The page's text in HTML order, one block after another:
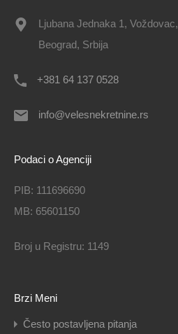
Ljubana Jednaka 1, Voždovac,
Beograd, Srbija
+381 64 137 0528
info@velesnekretnine.rs
Podaci o Agenciji
PIB: 111696690
MB: 65601150
Broj u Registru: 1149
Brzi Meni
Često postavljena pitanja